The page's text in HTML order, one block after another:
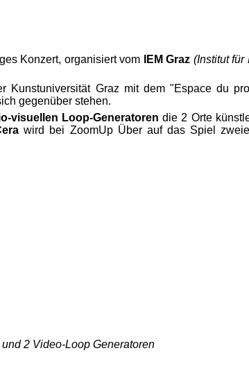
Konzert, organisiert vom IEM Graz (Institut für
Graz mit dem "Espace du
gegenüber stehen.
visuellen Loop-Generatoren die 2 Orte
wird bei ZoomUp Über auf das Spiel
2 Video-Loop Generatoren